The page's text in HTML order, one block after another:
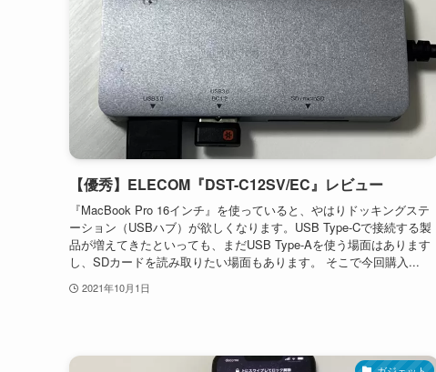
【優秀】ELECOM『DST-C12SV/EC』レビュー
『MacBook Pro 16インチ』を使っていると、やはりドッキングステ
ーション（USBハブ）が欲しくなります。USB Type-Cで接続する製
品が増えてきたといっても、まだUSB Type-Aを使う場面はあります
し、SDカードを読み取りたい場面もあります。 そこで今回購入...
2021年10月1日